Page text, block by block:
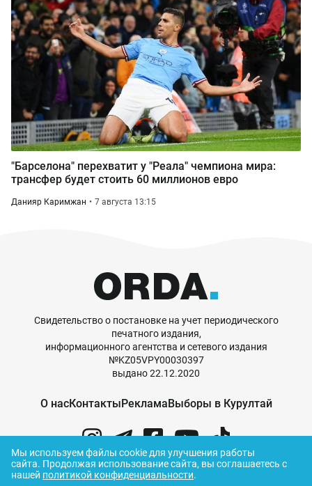
"Барселона" перехватит у "Реала" чемпиона мира:
трансфер будет стоить 60 миллионов евро
Данияр Каримжан 7 августа 13:15
Свидетельство о постановке на учет периодического
печатного издания,
информационного агентства и сетевого издания
№KZ05VPY00030397
выдано 22.12.2020
О насКонтактыРекламаВыборы в Курултай
Мы используем файлы cookie для улучшения работы
сайта. Продолжая использование сайта, вы соглашаетесь с
нашей политикой конфиденциальности.